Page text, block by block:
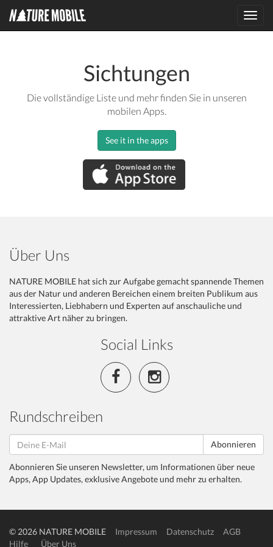
Sichtungen
Die vollständige Liste und mehr finden Sie in unseren
mobilen Apps.
See it in the apps
Über Uns
NATURE MOBILE hat sich zur Aufgabe gemacht spannende Themen
aus der Natur und anderen Bereichen einem breiten Publikum aus
Interessierten, Liebhabern und Experten auf anschauliche und
attraktive Art näher zu bringen.
Social Links
Rundschreiben
Abonnieren
Abonnieren Sie unseren Newsletter, um Informationen über neue
Apps, App Updates, exklusive Angebote und mehr zu erhalten.
© 2026 NATURE MOBILE Impressum Datenschutz
AGB
Hilfe
Über Uns